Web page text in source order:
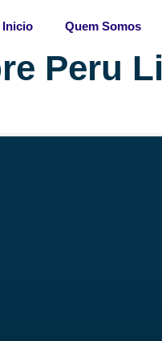
Inicio Quem Somos
Peru